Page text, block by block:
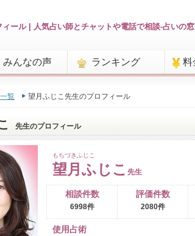
ール | 人気占い師とチャットや電話で相談-占いの窓
みんなの声 ランキング 料
覧 望月ふじこ先生のプロフィール
先生のプロフィール
もちづきふじこ
望月ふじこ 先生
相談件数
6998件
評価件数
2080件
使用占術